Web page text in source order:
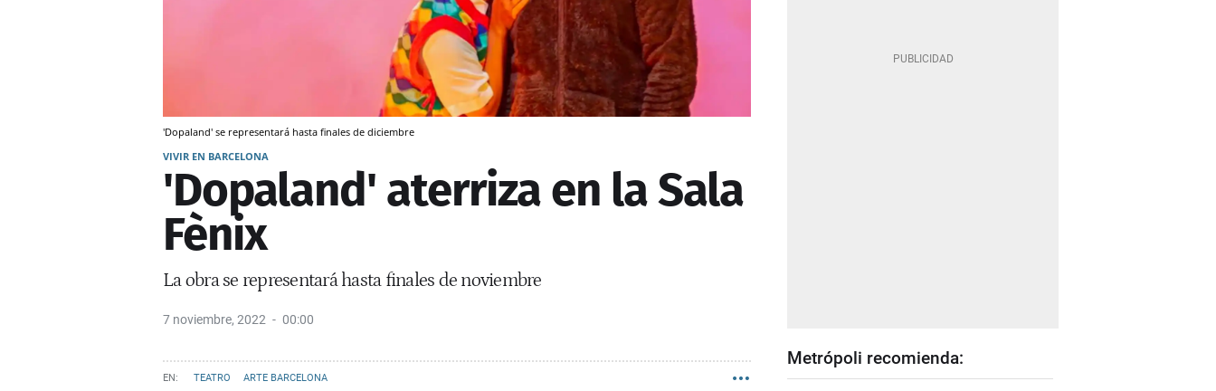
'Dopaland' se representará hasta finales de diciembre
VIVIR EN BARCELONA
'Dopaland' aterriza en la Sala
Fènix
La obra se representará hasta finales de noviembre
7 noviembre, 2022 00:00
TEATRO ARTE BARCELONA
Metrópoli recomienda: